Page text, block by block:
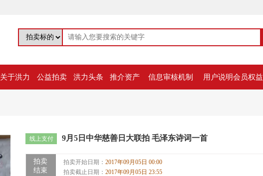
关于洪力 公益拍卖 洪力头条 推介资产 信息审核机制 用户说明会员权益
线上支付 9月5日中华慈善日大联拍 毛泽东诗词一首
拍卖
结束
拍卖开始日期： 2017年09月05日 00:00
拍卖截止日期： 2017年09月05日 23:55